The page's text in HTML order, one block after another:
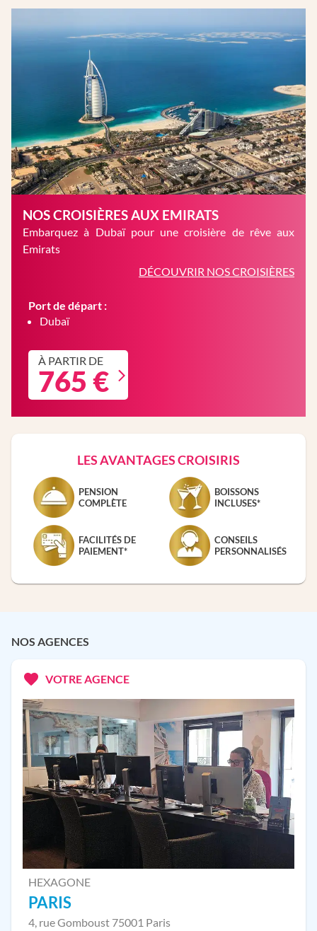
NOS CROISIÈRES AUX EMIRATS
Embarquez à Dubaï pour une croisière de rêve aux
Emirats
DÉCOUVRIR NOS CROISIÈRES
Port de départ :
Dubaï
À PARTIR DE
765 €
LES AVANTAGES CROISIRIS
PENSION
COMPLÈTE
BOISSONS
INCLUSES*
FACILITÉS DE
PAIEMENT*
CONSEILS
PERSONNALISÉS
NOS AGENCES
VOTRE AGENCE
HEXAGONE
PARIS
4, rue Gomboust 75001 Paris